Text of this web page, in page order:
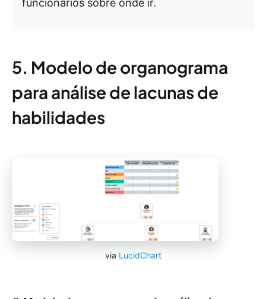
funcionários sobre onde ir.
5. Modelo de organograma
para análise de lacunas de
habilidades
via LucidChart